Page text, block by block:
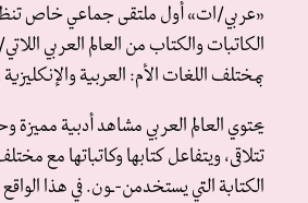
«عربي/ات» أول ملتقى جماعي خاص
الكاتبات والكتاب من العالم العربي
بمختلف اللغات الأم: العربية
يحتوي العالم العربي مشاهد أدبية مميزة
تتلاقى، ويتفاعل كتابها وكاتباتها مع
الكتابة التي يستخدمن-ـون. في هذا